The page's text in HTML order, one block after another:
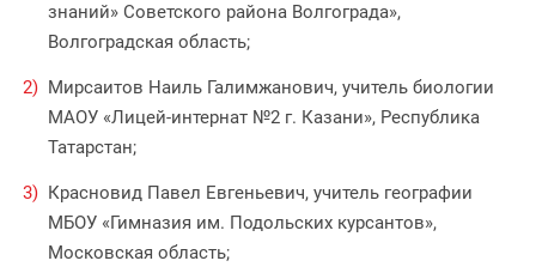
знаний» Советского района Волгограда»,
Волгоградская область;
Мирсаитов Наиль Галимжанович, учитель биологии
МАОУ «Лицей-интернат №2 г. Казани», Республика
Татарстан;
Красновид Павел Евгеньевич, учитель географии
МБОУ «Гимназия им. Подольских курсантов»,
Московская область;